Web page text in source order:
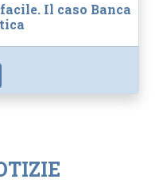
Il caso Banca